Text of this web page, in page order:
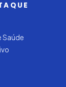
Saúde